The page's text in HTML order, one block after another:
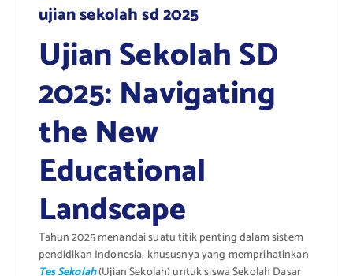
ujian sekolah sd 2025
Ujian Sekolah SD
2025: Navigating
the New
Educational
Landscape
Tahun 2025 menandai suatu titik penting dalam sistem
pendidikan Indonesia, khususnya yang memprihatinkan